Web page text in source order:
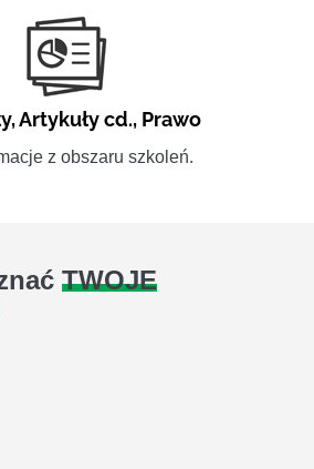
,Artykuły cd., Prawo
z obszaru szkoleń.
TWOJE